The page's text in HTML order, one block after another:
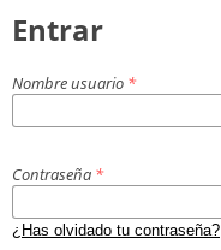
Entrar
Nombre usuario *
Contraseña *
¿Has olvidado tu contraseña?